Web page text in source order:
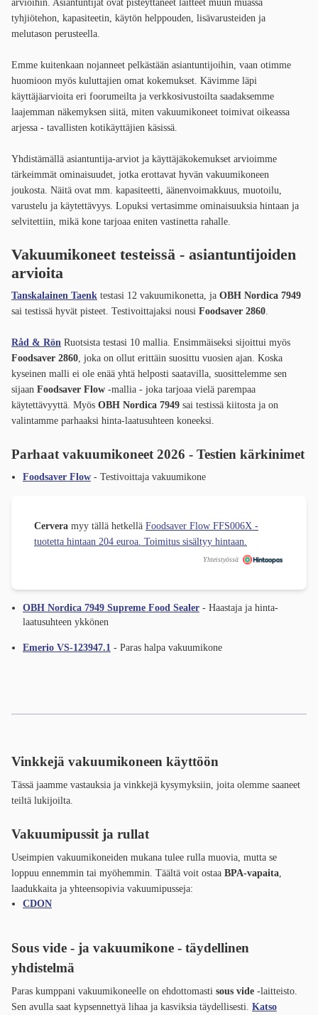
arvioihin. Asiantuntijat ovat pisteyttäneet laitteet muun muassa
tyhjiötehon, kapasiteetin, käytön helppouden, lisävarusteiden ja
melutason perusteella.
Emme kuitenkaan nojanneet pelkästään asiantuntijoihin, vaan otimme
huomioon myös kuluttajien omat kokemukset. Kävimme läpi
käyttäjäarvioita eri foorumeilta ja verkkosivustoilta saadaksemme
laajemman näkemyksen siitä, miten vakuumikoneet toimivat oikeassa
arjessa - tavallisten kotikäyttäjien käsissä.
Yhdistämällä asiantuntija-arviot ja käyttäjäkokemukset arvioimme
tärkeimmät ominaisuudet, jotka erottavat hyvän vakuumikoneen
joukosta. Näitä ovat mm. kapasiteetti, äänenvoimakkuus, muotoilu,
varustelu ja käytettävyys. Lopuksi vertasimme ominaisuuksia hintaan ja
selvitettiin, mikä kone tarjoaa eniten vastinetta rahalle.
Vakuumikoneet testeissä - asiantuntijoiden
arvioita
Tanskalainen Taenk testasi 12 vakuumikonetta, ja OBH Nordica 7949
sai testissä hyvät pisteet. Testivoittajaksi nousi Foodsaver 2860
Råd & Rön Ruotsista testasi 10 mallia. Ensimmäiseksi sijoittui myös
Foodsaver 2860 , joka on ollut erittäin suosittu vuosien ajan. Koska
kyseinen malli ei ole enää yhtä helposti saatavilla, suosittelemme sen
sijaan Foodsaver Flow -mallia - joka tarjoaa vielä parempaa
käytettävyyttä. Myös OBH Nordica 7949 sai testissä kiitosta ja on
valintamme parhaaksi hinta-laatusuhteen koneeksi.
Parhaat vakuumikoneet 2026 - Testien kärkinimet
Foodsaver Flow - Testivoittaja vakuumikone
Cervera myy tällä hetkellä Foodsaver Flow FFS006X -
tuotetta hintaan 204 euroa. Toimitus sisältyy hintaan.
Yhteistyössä
OBH Nordica 7949 Supreme Food Sealer - Haastaja ja hinta-
laatusuhteen ykkönen
Emerio VS-123947.1 - Paras halpa vakuumikone
Vinkkejä vakuumikoneen käyttöön
Tässä jaamme vastauksia ja vinkkejä kysymyksiin, joita olemme saaneet
teiltä lukijoilta.
Vakuumipussit ja rullat
Useimpien vakuumikoneiden mukana tulee rulla muovia, mutta se
loppuu ennemmin tai myöhemmin. Täältä voit ostaa BPA-vapaita
laadukkaita ja yhteensopivia vakuumipusseja:
CDON
Sous vide - ja vakuumikone - täydellinen
yhdistelmä
Paras kumppani vakuumikoneelle on ehdottomasti sous vide -laitteisto.
Sen avulla saat kypsennettyä lihaa ja kasviksia täydellisesti. Katso